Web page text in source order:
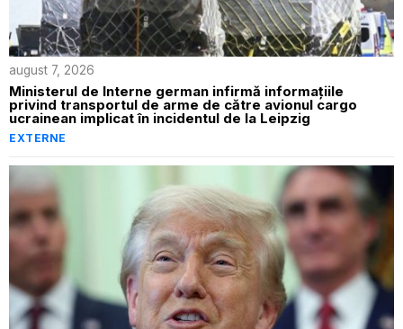
august 7, 2026
Ministerul de Interne german infirmă informațiile
privind transportul de arme de către avionul cargo
ucrainean implicat în incidentul de la Leipzig
EXTERNE